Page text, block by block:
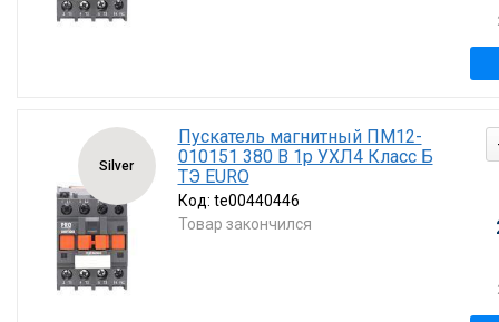
Silver
Пускатель магнитный ПМ12-
010151 380 В 1р УХЛ4 Класс Б
ТЭ EURO
Код: te00440446
Товар закончился